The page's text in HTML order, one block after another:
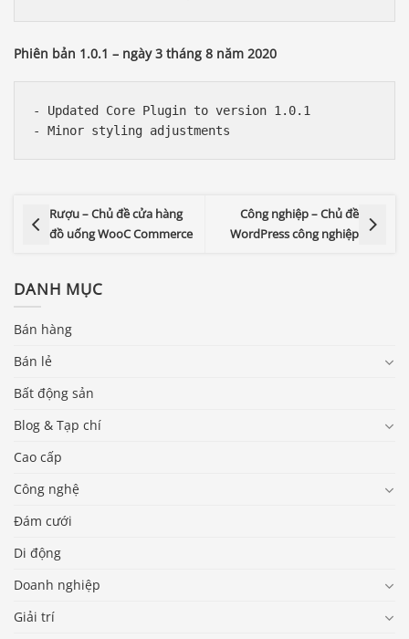
Phiên bản 1.0.1 – ngày 3 tháng 8 năm 2020
- Updated Core Plugin to version 1.0.1
Rượu – Chủ đề cửa hàng
đồ uống WooC Commerce
Công nghiệp – Chủ đề
WordPress công nghiệp
DANH MỤC
Bán hàng
Bán lẻ
Bất động sản
Blog & Tạp chí
Cao cấp
Công nghệ
Đám cưới
Di động
Doanh nghiệp
Giải trí